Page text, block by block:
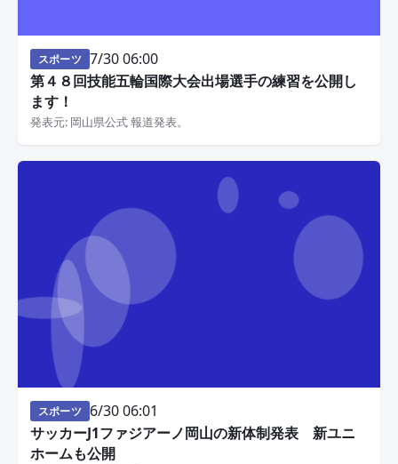
スポーツ
7/30 06:00
第４８回技能五輪国際大会出場選手の練習を公開し
ます！
発表元: 岡山県公式 報道発表。
スポーツ
6/30 06:01
サッカーJ1ファジアーノ岡山の新体制発表 新ユニ
ホームも公開